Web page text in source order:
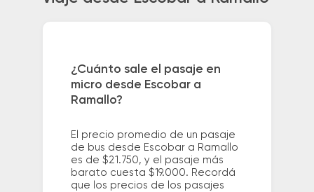
¿Cuánto sale el pasaje en
micro desde Escobar a
Ramallo?
El precio promedio de un pasaje
de bus desde Escobar a Ramallo
es de $21.750, y el pasaje más
barato cuesta $19.000. Recordá
que los precios de los pasajes